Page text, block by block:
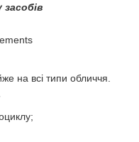
на всі типи обличчя.